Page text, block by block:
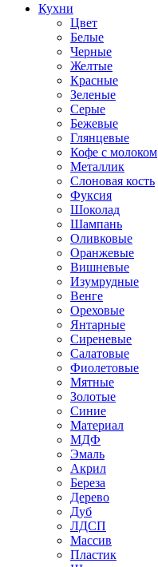
Кухни
Цвет
Белые
Черные
Желтые
Красные
Зеленые
Серые
Бежевые
Глянцевые
Кофе с молоком
Металлик
Слоновая кость
Фуксия
Шоколад
Шампань
Оливковые
Оранжевые
Вишневые
Изумрудные
Венге
Ореховые
Янтарные
Сиреневые
Салатовые
Фиолетовые
Мятные
Золотые
Синие
Материал
МДФ
Эмаль
Акрил
Береза
Дерево
Дуб
ЛДСП
Массив
Пластик